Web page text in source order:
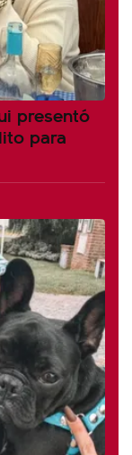
presentó
para